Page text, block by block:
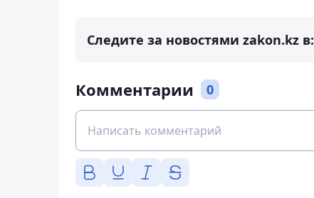
Следите за новостями zakon.kz в:
Комментарии 0